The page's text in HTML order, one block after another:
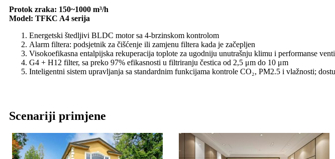
Protok zraka: 150~1000 m³/h
Model: TFKC A4 serija
Energetski štedljivi BLDC motor sa 4-brzinskom kontrolom
Alarm filtera: podsjetnik za čišćenje ili zamjenu filtera kada je začepljen
Visokoefikasna entalpijska rekuperacija toplote za ugodniju unutrašnju klimu i performanse
G4 + H12 filter, sa preko 97% efikasnosti u filtriranju čestica od 2,5 μm do 10 μm
Inteligentni sistem upravljanja sa standardnim funkcijama kontrole CO₂, PM2.5 i vlažnosti;
Scenariji primjene